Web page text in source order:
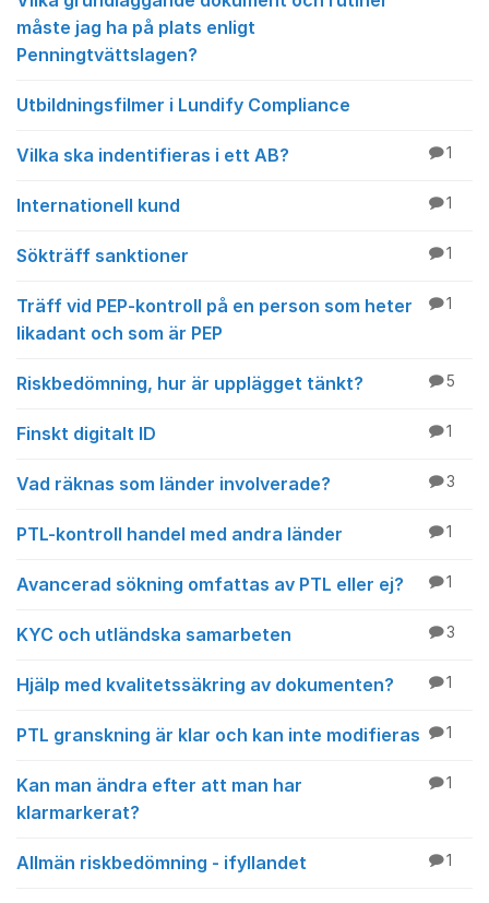
måste jag ha på plats enligt
Penningtvättslagen?
Utbildningsfilmer i Lundify Compliance
Vilka ska indentifieras i ett AB? 1
Internationell kund 1
Sökträff sanktioner 1
Träff vid PEP-kontroll på en person som heter
likadant och som är PEP
1
Riskbedömning, hur är upplägget tänkt? 5
Finskt digitalt ID 1
Vad räknas som länder involverade? 3
PTL-kontroll handel med andra länder 1
Avancerad sökning omfattas av PTL eller ej? 1
KYC och utländska samarbeten 3
Hjälp med kvalitetssäkring av dokumenten? 1
PTL granskning är klar och kan inte modifieras 1
Kan man ändra efter att man har
klarmarkerat?
1
Allmän riskbedömning - ifyllandet 1